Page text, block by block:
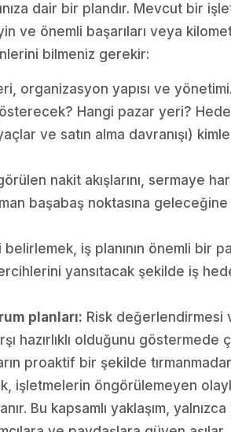
dair bir plandır. Mevcut bir
ve önemli başarıları veya
bilmeniz gerekir:
organizasyon yapısı ve yönetimi.
Hangi pazar yeri?
ve satın alma davranışı)
nakit akışlarını, sermaye
başabaş noktasına
iş planının önemli bir
yansıtacak şekilde iş
planları: Risk değerlendirmesi
hazırlıklı olduğunu göstermede
proaktif bir şekilde
işletmelerin öngörülemeyen
Bu kapsamlı yaklaşım,